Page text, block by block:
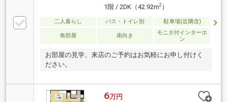
1階 / 2DK（42.92m2）
二人暮らし バス・トイレ別 駐車場(近隣含)
角部屋 南向き
モニタ付インターホ
ン
お部屋の見学、来店のご予約はお気軽にお申し付けく
ださい。
6万円